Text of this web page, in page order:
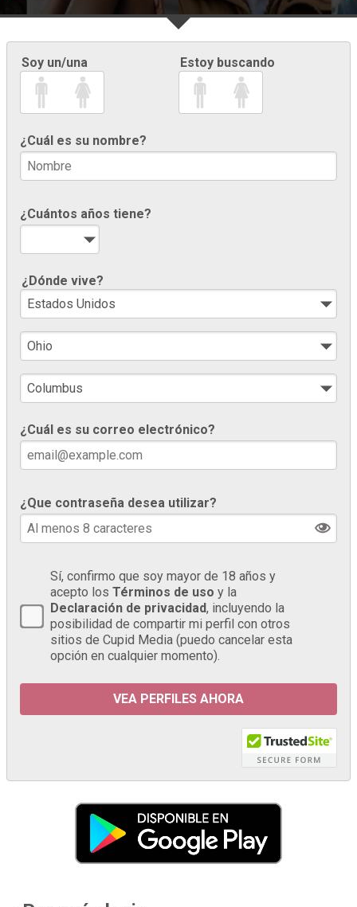
Soy un/una Estoy buscando
¿Cuál es su nombre?
¿Cuántos años tiene?
¿Dónde vive?
¿Cuál es su correo electrónico?
¿Que contraseña desea utilizar?
Sí, confirmo que soy mayor de 18 años y
acepto los Términos de uso y la
Declaración de privacidad, incluyendo la
posibilidad de compartir mi perfil con otros
sitios de Cupid Media (puedo cancelar esta
opción en cualquier momento).